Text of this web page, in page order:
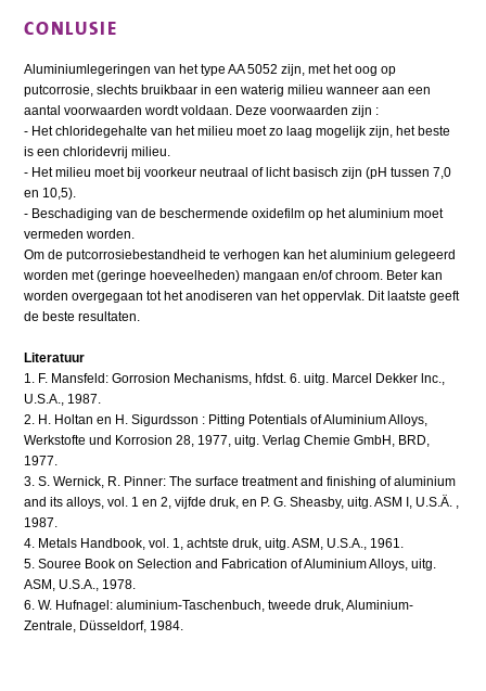
CONLUSIE
Aluminiumlegeringen van het type AA 5052 zijn, met het oog op
putcorrosie, slechts bruikbaar in een waterig milieu wanneer aan een
aantal voorwaarden wordt voldaan. Deze voorwaarden zijn :
- Het chloridegehalte van het milieu moet zo laag mogelijk zijn, het beste
is een chloridevrij milieu.
- Het milieu moet bij voorkeur neutraal of licht basisch zijn (pH tussen 7,0
en 10,5).
- Beschadiging van de beschermende oxidefilm op het aluminium moet
vermeden worden.
Om de putcorrosiebestandheid te verhogen kan het aluminium gelegeerd
worden met (geringe hoeveelheden) mangaan en/of chroom. Beter kan
worden overgegaan tot het anodiseren van het oppervlak. Dit laatste geeft
de beste resultaten.
Literatuur
1. F. Mansfeld: Gorrosion Mechanisms, hfdst. 6. uitg. Marcel Dekker lnc.,
U.S.A., 1987.
2. H. Holtan en H. Sigurdsson : Pitting Potentials of Aluminium Alloys,
Werkstofte und Korrosion 28, 1977, uitg. Verlag Chemie GmbH, BRD,
1977.
3. S. Wernick, R. Pinner: The surface treatment and finishing of aluminium
and its alloys, vol. 1 en 2, vijfde druk, en P. G. Sheasby, uitg. ASM I, U.S.Ä. ,
1987.
4. Metals Handbook, vol. 1, achtste druk, uitg. ASM, U.S.A., 1961.
5. Souree Book on Selection and Fabrication of Aluminium Alloys, uitg.
ASM, U.S.A., 1978.
6. W. Hufnagel: aluminium-Taschenbuch, tweede druk, Aluminium-
Zentrale, Düsseldorf, 1984.